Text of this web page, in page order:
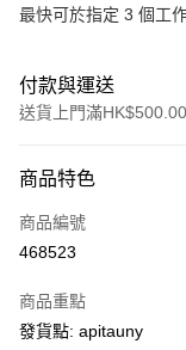
最快可於指定 3 個工
付款與運送
送貨上門滿
信用卡
AlipayHK
WeChat Pay
商品特色
商品編號
468523
商品重點
發貨點: apitauny